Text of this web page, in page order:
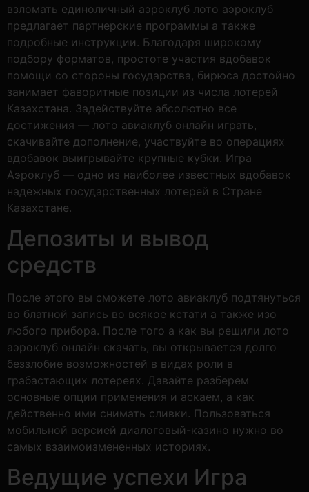
взломать единоличный аэроклуб лото аэроклуб
предлагает партнерские программы а также
подробные инструкции. Благодаря широкому
подбору форматов, простоте участия вдобавок
помощи со стороны государства, бирюса достойно
занимает фаворитные позиции из числа лотерей
Казахстана. Задействуйте абсолютно все
достижения — лото авиаклуб онлайн играть,
скачивайте дополнение, участвуйте во операциях
вдобавок выигрывайте крупные кубки. Игра
Аэроклуб — одно из наиболее известных вдобавок
надежных государственных лотерей в Стране
Казахстане.
Депозиты и вывод
средств
После этого вы сможете лото авиаклуб подтянуться
во блатной запись во всякое кстати а также изо
любого прибора. После того а как вы решили лото
аэроклуб онлайн скачать, вы открывается долго
беззлобие возможностей в видах роли в
грабастающих лотереях. Давайте разберем
основные опции применения и аскаем, а как
действенно ими снимать сливки. Пользоваться
мобильной версией диалоговый-казино нужно во
самых взаимоизмененных историях.
Ведущие успехи Игра